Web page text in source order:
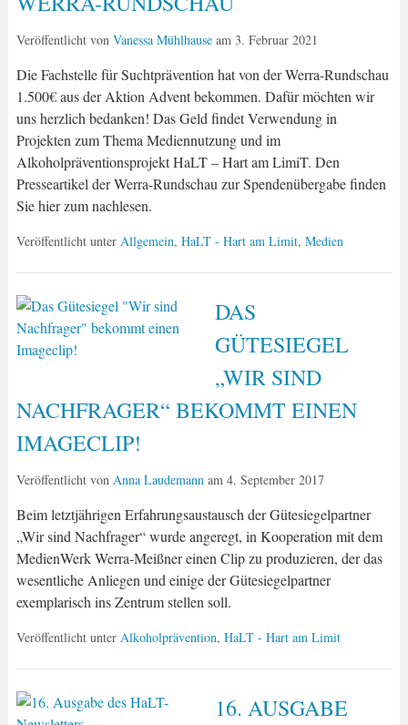
Veröffentlicht von Vanessa Mühlhauseam 3. Februar 2021
Die Fachstelle für Suchtprävention hat von der Werra-Rundschau
1.500€ aus der Aktion Advent bekommen. Dafür möchten wir
uns herzlich bedanken! Das Geld findet Verwendung in
Projekten zum Thema Mediennutzung und im
Alkoholpräventionsprojekt HaLT – Hart am LimiT. Den
Presseartikel der Werra-Rundschau zur Spendenübergabe finden
Sie hier zum nachlesen.
Veröffentlicht unter Allgemein, HaLT - Hart am Limit, Medien
DAS
GÜTESIEGEL
„WIR SIND
NACHFRAGER“ BEKOMMT EINEN
IMAGECLIP!
Veröffentlicht von Anna Laudemannam 4. September 2017
Beim letztjährigen Erfahrungsaustausch der Gütesiegelpartner
„Wir sind Nachfrager“ wurde angeregt, in Kooperation mit dem
MedienWerk Werra-Meißner einen Clip zu produzieren, der das
wesentliche Anliegen und einige der Gütesiegelpartner
exemplarisch ins Zentrum stellen soll.
Veröffentlicht unter Alkoholprävention, HaLT - Hart am Limit
16. AUSGABE